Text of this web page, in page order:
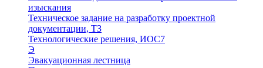
изыскания
Техническое задание на разработку проектной
документации, ТЗ
Технологические решения, ИОC7
Э
Эвакуационная лестница